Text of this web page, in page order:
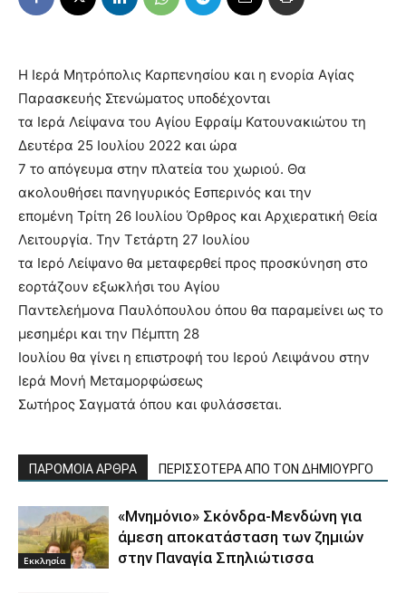
Η Ιερά Μητρόπολις Καρπενησίου και η ενορία Αγίας
Παρασκευής Στενώματος υποδέχονται
τα Ιερά Λείψανα του Αγίου Εφραίμ Κατουνακιώτου τη
Δευτέρα 25 Ιουλίου 2022 και ώρα
7 το απόγευμα στην πλατεία του χωριού. Θα
ακολουθήσει πανηγυρικός Εσπερινός και την
επομένη Τρίτη 26 Ιουλίου Όρθρος και Αρχιερατική Θεία
Λειτουργία. Την Τετάρτη 27 Ιουλίου
τα Ιερό Λείψανο θα μεταφερθεί προς προσκύνηση στο
εορτάζουν εξωκλήσι του Αγίου
Παντελεήμονα Παυλόπουλου όπου θα παραμείνει ως το
μεσημέρι και την Πέμπτη 28
Ιουλίου θα γίνει η επιστροφή του Ιερού Λειψάνου στην
Ιερά Μονή Μεταμορφώσεως
Σωτήρος Σαγματά όπου και φυλάσσεται.
ΠΑΡΟΜΟΙΑ ΑΡΘΡΑ ΠΕΡΙΣΣΟΤΕΡΑ ΑΠΟ ΤΟΝ ΔΗΜΙΟΥΡΓΟ
Εκκλησία
«Μνημόνιο» Σκόνδρα-Μενδώνη για
άμεση αποκατάσταση των ζημιών
στην Παναγία Σπηλιώτισσα